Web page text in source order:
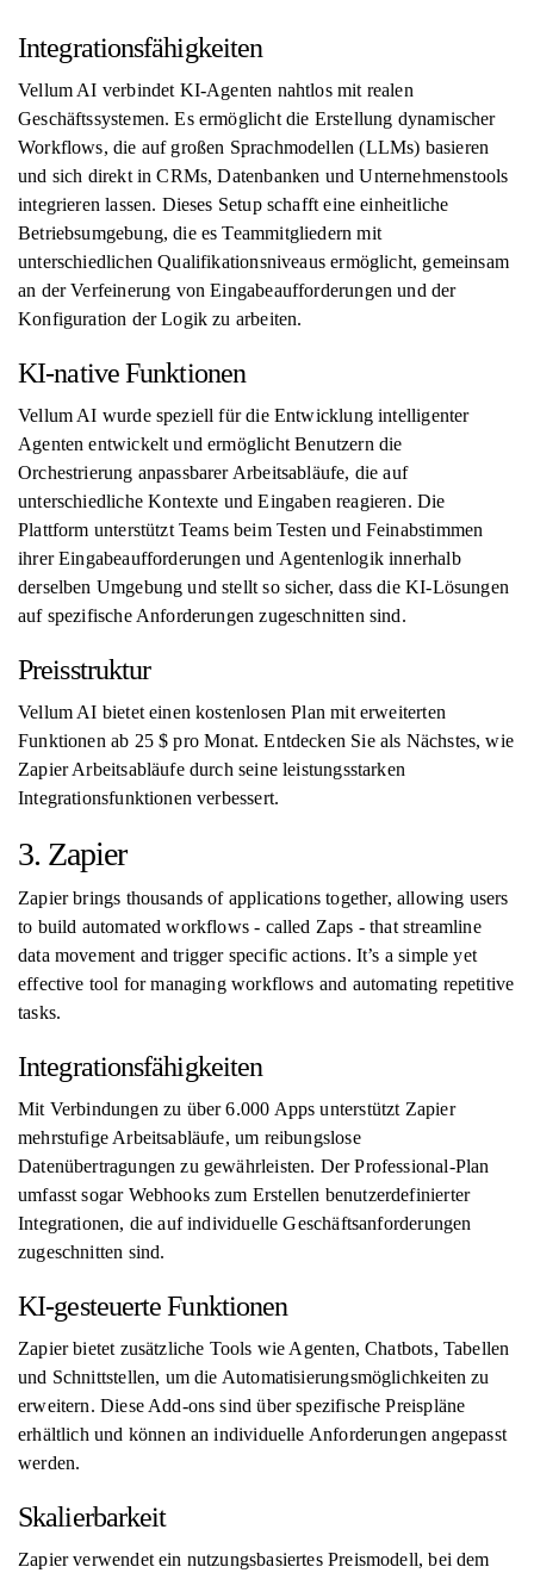
Integrationsfähigkeiten
Vellum AI verbindet KI-Agenten nahtlos mit realen
Geschäftssystemen. Es ermöglicht die Erstellung dynamischer
Workflows, die auf großen Sprachmodellen (LLMs) basieren
und sich direkt in CRMs, Datenbanken und Unternehmenstools
integrieren lassen. Dieses Setup schafft eine einheitliche
Betriebsumgebung, die es Teammitgliedern mit
unterschiedlichen Qualifikationsniveaus ermöglicht, gemeinsam
an der Verfeinerung von Eingabeaufforderungen und der
Konfiguration der Logik zu arbeiten.
KI-native Funktionen
Vellum AI wurde speziell für die Entwicklung intelligenter
Agenten entwickelt und ermöglicht Benutzern die
Orchestrierung anpassbarer Arbeitsabläufe, die auf
unterschiedliche Kontexte und Eingaben reagieren. Die
Plattform unterstützt Teams beim Testen und Feinabstimmen
ihrer Eingabeaufforderungen und Agentenlogik innerhalb
derselben Umgebung und stellt so sicher, dass die KI-Lösungen
auf spezifische Anforderungen zugeschnitten sind.
Preisstruktur
Vellum AI bietet einen kostenlosen Plan mit erweiterten
Funktionen ab 25 $ pro Monat. Entdecken Sie als Nächstes, wie
Zapier Arbeitsabläufe durch seine leistungsstarken
Integrationsfunktionen verbessert.
3. Zapier
Zapier brings thousands of applications together, allowing users
to build automated workflows - called Zaps - that streamline
data movement and trigger specific actions. It’s a simple yet
effective tool for managing workflows and automating repetitive
tasks.
Integrationsfähigkeiten
Mit Verbindungen zu über 6.000 Apps unterstützt Zapier
mehrstufige Arbeitsabläufe, um reibungslose
Datenübertragungen zu gewährleisten. Der Professional-Plan
umfasst sogar Webhooks zum Erstellen benutzerdefinierter
Integrationen, die auf individuelle Geschäftsanforderungen
zugeschnitten sind.
KI-gesteuerte Funktionen
Zapier bietet zusätzliche Tools wie Agenten, Chatbots, Tabellen
und Schnittstellen, um die Automatisierungsmöglichkeiten zu
erweitern. Diese Add-ons sind über spezifische Preispläne
erhältlich und können an individuelle Anforderungen angepasst
werden.
Skalierbarkeit
Zapier verwendet ein nutzungsbasiertes Preismodell, bei dem